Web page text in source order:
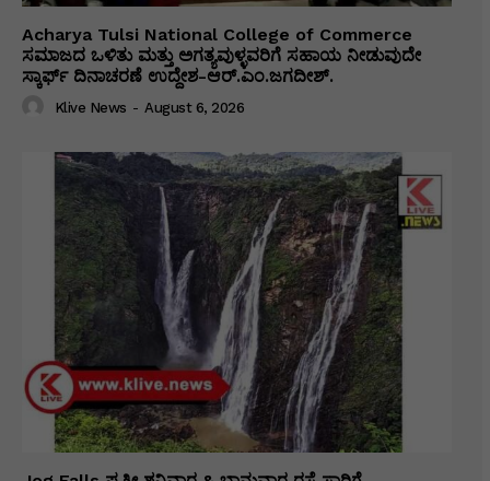
Acharya Tulsi National College of Commerce
ಸಮಾಜದ ಒಳಿತು ಮತ್ತು ಅಗತ್ಯವುಳ್ಳವರಿಗೆ ಸಹಾಯ ನೀಡುವುದೇ
ಸ್ಕಾರ್ಫ್ ದಿನಾಚರಣೆ ಉದ್ದೇಶ-ಆರ್.ಎಂ.ಜಗದೀಶ್.
Klive News - August 6, 2026